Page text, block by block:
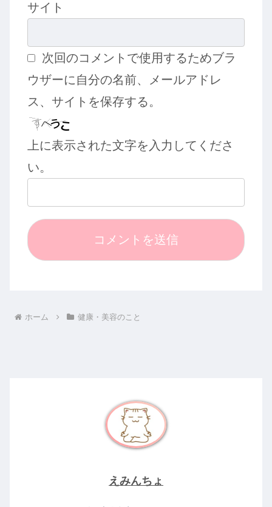
サイト
次回のコメントで使用するためブラ
ウザーに自分の名前、メールアドレ
ス、サイトを保存する。
上に表示された文字を入力してくださ
い。
ホーム 健康・美容のこと
えみんちょ